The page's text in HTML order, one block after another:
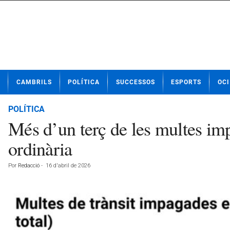
t
CAMBRILS POLÍTICA SUCCESSOS ESPORTS OCI
POLÍTICA
Més d’un terç de les multes
ordinària
Por Redacció - 16 d'abril de 2026